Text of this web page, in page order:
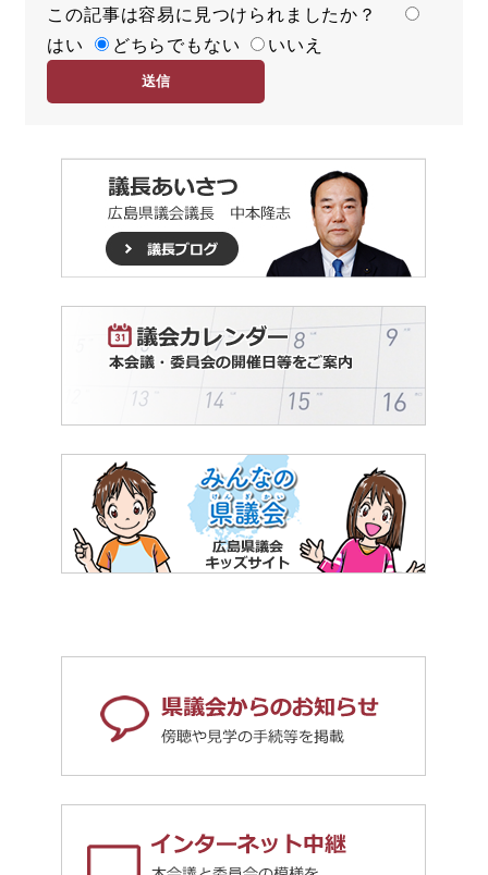
度
容
易
この記事は容易に見つけられましたか？
はい
どちらでもない いいえ